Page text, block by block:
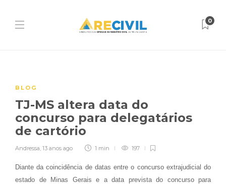
0
BLOG
TJ-MS altera data do
concurso para delegatários
de cartório
Andressa, 13 anos ago 1 min 197
Diante da coincidência de datas entre o concurso extrajudicial do
estado de Minas Gerais e a data prevista do concurso para